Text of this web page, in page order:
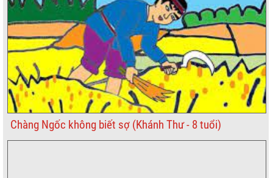
Chàng Ngốc không biết sợ (Khánh Thư - 8 tuổi)